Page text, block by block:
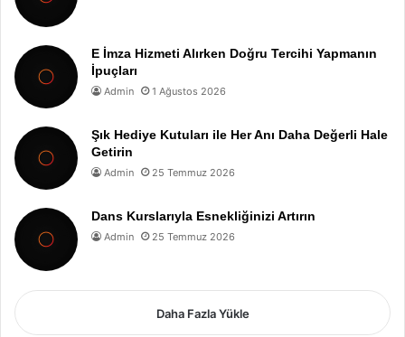
E İmza Hizmeti Alırken Doğru Tercihi Yapmanın
İpuçları
Admin 1 Ağustos 2026
Şık Hediye Kutuları ile Her Anı Daha Değerli Hale
Getirin
Admin 25 Temmuz 2026
Dans Kurslarıyla Esnekliğinizi Artırın
Admin 25 Temmuz 2026
Daha Fazla Yükle